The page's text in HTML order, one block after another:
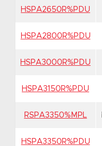
HSPA2650R%PDU
HSPA2800R%PDU
HSPA3000R%PDU
HSPA3150R%PDU
RSPA3350%MPL
HSPA3350R%PDU